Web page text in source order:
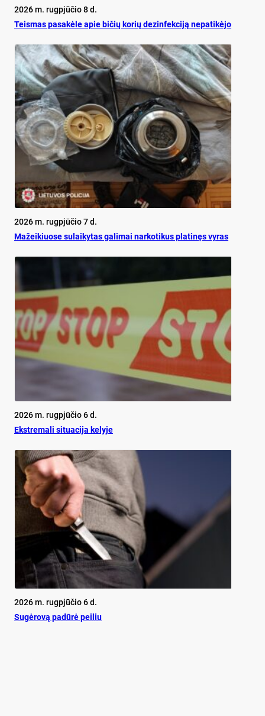
2026 m. rugpjūčio 8 d.
Teis­mas pa­sa­kė­le apie bi­čių ko­rių de­zin­fek­ci­ją ne­pa­ti­kė­jo
2026 m. rugpjūčio 7 d.
Mažeikiuose sulaikytas galimai narkotikus platinęs vyras
2026 m. rugpjūčio 6 d.
Ekst­re­ma­li si­tua­ci­ja ke­ly­je
2026 m. rugpjūčio 6 d.
Su­gė­ro­vą pa­dū­rė pei­liu